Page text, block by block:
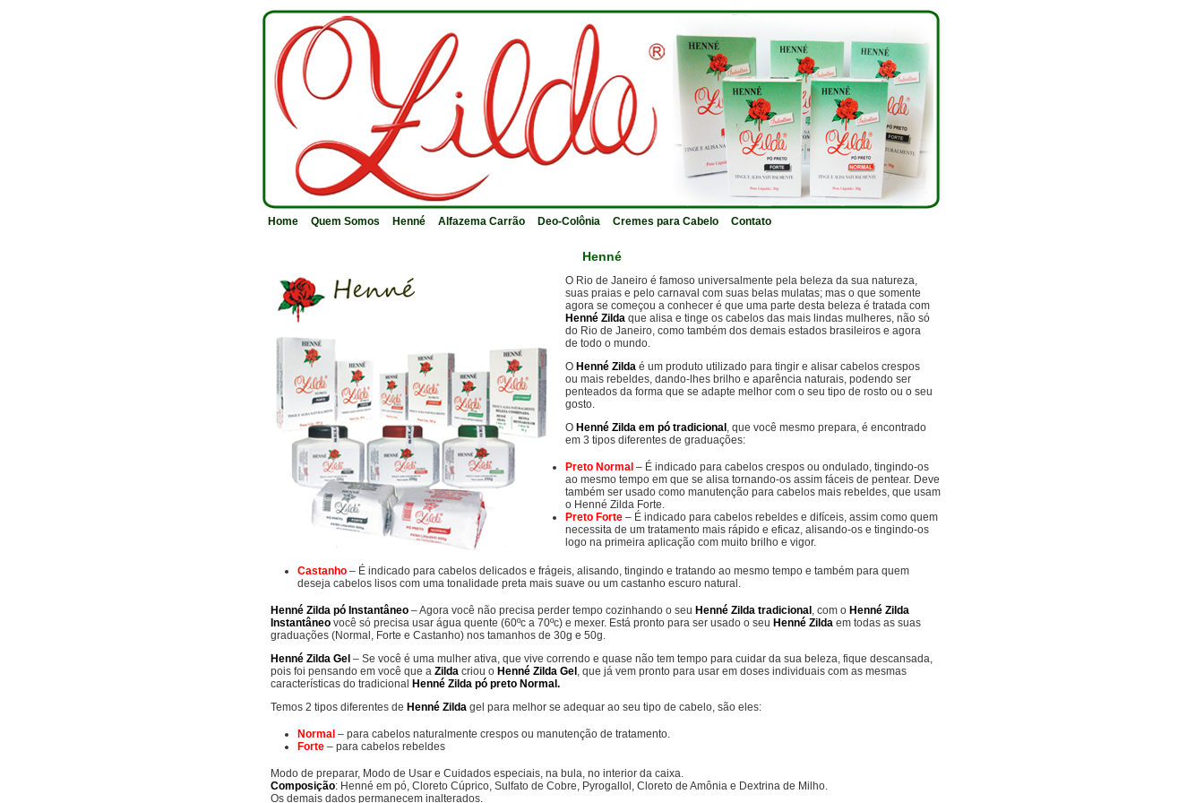
Home Quem Somos Henné Alfazema Carrão Deo-Colônia Cremes para Cabelo Contato
Henné
O Rio de Janeiro é famoso universalmente pela beleza da sua natureza,
suas praias e pelo carnaval com suas belas mulatas; mas o que somente
agora se começou a conhecer é que uma parte desta beleza é tratada com
Henné Zilda que alisa e tinge os cabelos das mais lindas mulheres, não só
do Rio de Janeiro, como também dos demais estados brasileiros e agora
de todo o mundo.
O Henné Zilda é um produto utilizado para tingir e alisar cabelos crespos
ou mais rebeldes, dando-lhes brilho e aparência naturais, podendo ser
penteados da forma que se adapte melhor com o seu tipo de rosto ou o seu
gosto.
O Henné Zilda em pó tradicional , que você mesmo prepara, é encontrado
em 3 tipos diferentes de graduações:
Preto Normal – É indicado para cabelos crespos ou ondulado, tingindo-os
ao mesmo tempo em que se alisa tornando-os assim fáceis de pentear. Deve
também ser usado como manutenção para cabelos mais rebeldes, que usam
o Henné Zilda Forte.
Preto Forte – É indicado para cabelos rebeldes e difíceis, assim como quem
necessita de um tratamento mais rápido e eficaz, alisando-os e tingindo-os
logo na primeira aplicação com muito brilho e vigor.
Castanho – É indicado para cabelos delicados e frágeis, alisando, tingindo e tratando ao mesmo tempo e também para quem
deseja cabelos lisos com uma tonalidade preta mais suave ou um castanho escuro natural.
Henné Zilda pó Instantâneo – Agora você não precisa perder tempo cozinhando o seu Henné Zilda tradicional , com o Henné Zilda
Instantâneo você só precisa usar água quente (60ºc a 70ºc) e mexer. Está pronto para ser usado o seu Henné Zilda em todas as suas
graduações (Normal, Forte e Castanho) nos tamanhos de 30g e 50g.
Henné Zilda Gel – Se você é uma mulher ativa, que vive correndo e quase não tem tempo para cuidar da sua beleza, fique descansada,
pois foi pensando em você que a Zilda criou o Henné Zilda Gel , que já vem pronto para usar em doses individuais com as mesmas
características do tradicional Henné Zilda pó preto Normal.
Temos 2 tipos diferentes de Henné Zilda gel para melhor se adequar ao seu tipo de cabelo, são eles:
Normal – para cabelos naturalmente crespos ou manutenção de tratamento.
Forte – para cabelos rebeldes
Modo de preparar, Modo de Usar e Cuidados especiais, na bula, no interior da caixa.
Composição: Henné em pó, Cloreto Cúprico, Sulfato de Cobre, Pyrogallol, Cloreto de Amônia e Dextrina de Milho.
Os demais dados permanecem inalterados.